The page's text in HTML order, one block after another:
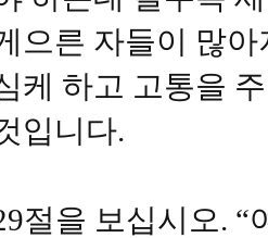
으른 자들이 많
케 하고 고통을
입니다.
절을 보십시오. “